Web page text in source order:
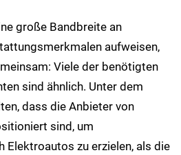
große Bandbreite an
aufweisen,
Viele der benötigten
sind ähnlich. Unter dem
dass die Anbieter von
sind, um
Elektroautos zu erzielen, als die